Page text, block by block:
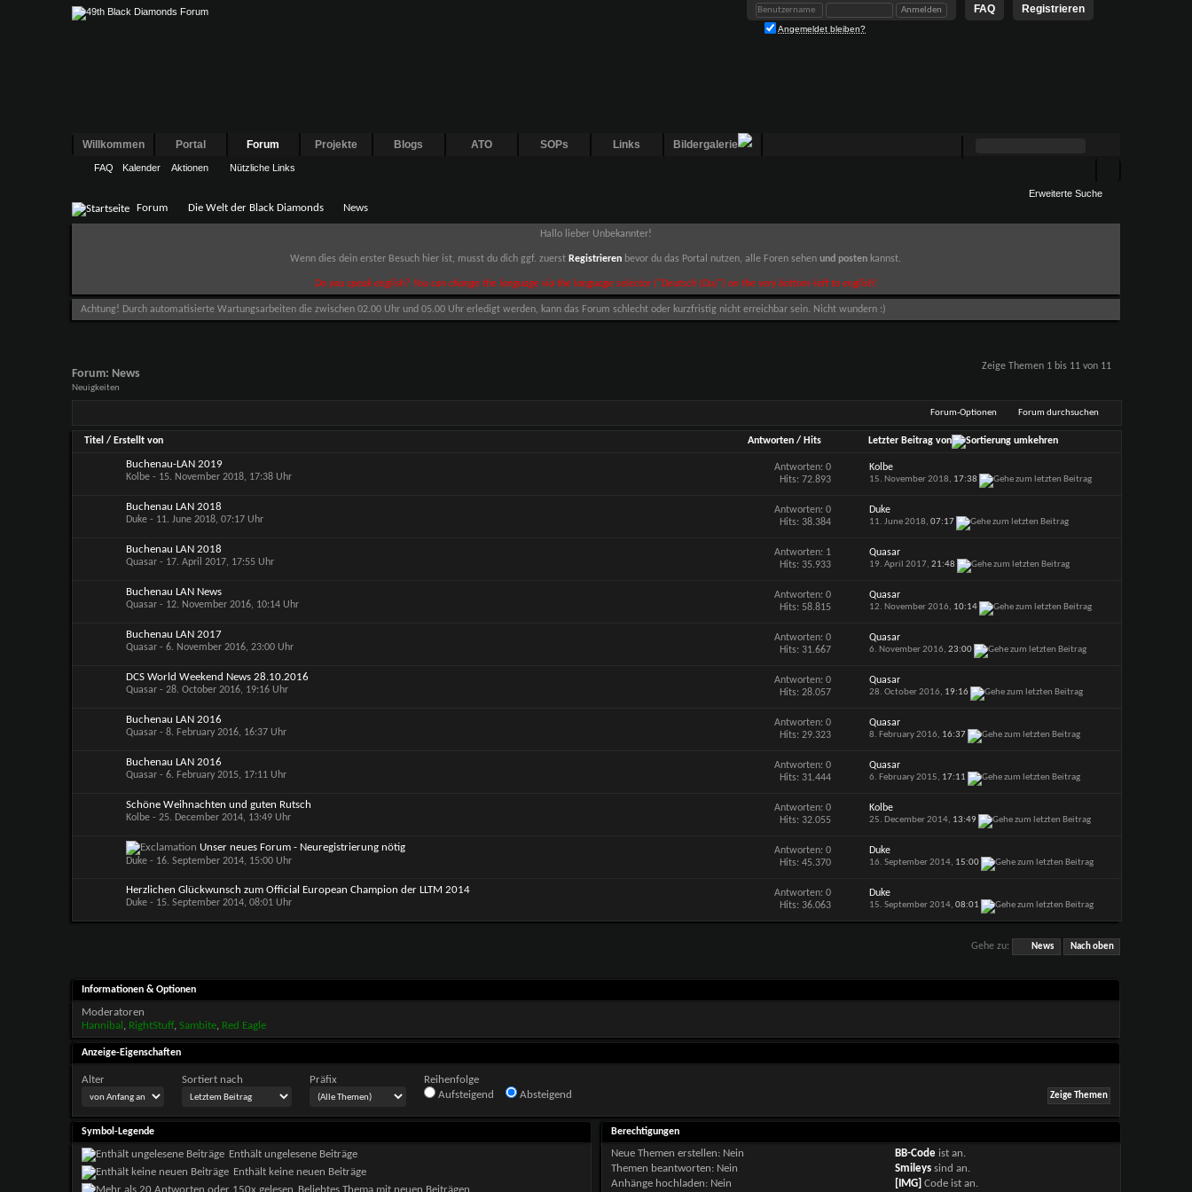
Registrieren
FAQ
Angemeldet bleiben?
Willkommen Portal Forum
FAQ Kalender Aktionen Nützliche Links
Projekte Blogs ATO SOPs Links Bildergalerie
Erweiterte Suche
Forum Die Welt der Black Diamonds News
Hallo lieber Unbekannter!
Wenn dies dein erster Besuch hier ist, musst du dich ggf. zuerst Registrieren bevor du das Portal nutzen, alle Foren sehenund posten kannst.
Do you speak english? You can change the language via the language selector ("Deutsch (Du)") on the very bottom-left to english!
Achtung! Durch automatisierte Wartungsarbeiten die zwischen 02.00 Uhr und 05.00 Uhr erledigt werden, kann das Forum schlecht oder kurzfristig nicht erreichbar sein. Nicht wundern :)
Zeige Themen 1 bis 11 von 11
Forum: News
Neuigkeiten
Forum-Optionen Forum durchsuchen
Titel / Erstellt von Antworten / Hits Letzter Beitrag von
Buchenau-LAN 2019
Kolbe- 15. November 2018, 17:38 Uhr
Antworten: 0
Hits: 72.893
Kolbe
15. November 2018, 17:38
Buchenau LAN 2018
Duke- 11. June 2018, 07:17 Uhr
Antworten: 0
Hits: 38.384
Duke
11. June 2018,07:17
Buchenau LAN 2018
Quasar- 17. April 2017, 17:55 Uhr
Antworten: 1
Hits: 35.933
Quasar
19. April 2017,21:48
Buchenau LAN News
Quasar- 12. November 2016, 10:14 Uhr
Antworten: 0
Hits: 58.815
Quasar
12. November 2016, 10:14
Buchenau LAN 2017
Quasar- 6. November 2016, 23:00 Uhr
Antworten: 0
Hits: 31.667
Quasar
6. November 2016,23:00
DCS World Weekend News 28.10.2016
Quasar- 28. October 2016, 19:16 Uhr
Antworten: 0
Hits: 28.057
Quasar
28. October 2016, 19:16
Buchenau LAN 2016
Quasar- 8. February 2016, 16:37 Uhr
Antworten: 0
Hits: 29.323
Quasar
8. February 2016, 16:37
Buchenau LAN 2016
Quasar- 6. February 2015, 17:11 Uhr
Antworten: 0
Hits: 31.444
Quasar
6. February 2015, 17:11
Schöne Weihnachten und guten Rutsch
Kolbe- 25. December 2014, 13:49 Uhr
Antworten: 0
Hits: 32.055
Kolbe
25. December 2014, 13:49
Unser neues Forum - Neuregistrierung nötig
Duke- 16. September 2014, 15:00 Uhr
Antworten: 0
Hits: 45.370
Duke
16. September 2014, 15:00
Herzlichen Glückwunsch zum Official European Champion der LLTM 2014
Duke- 15. September 2014, 08:01 Uhr
Antworten: 0
Hits: 36.063
Duke
15. September 2014,08:01
Gehe zu: News Nach oben
Informationen & Optionen
Moderatoren
Hannibal , RightStuff, Sambite, Red Eagle
Anzeige-Eigenschaften
Alter Sortiert nach Präfix
Reihenfolge
Aufsteigend
Absteigend
Symbol-Legende
Enthält ungelesene Beiträge
Enthält keine neuen Beiträge
Beliebtes Thema mit neuen Beiträgen
Berechtigungen
Neue Themen erstellen: Nein
Themen beantworten: Nein
Anhänge hochladen: Nein
BB-Code ist an.
Smileys sind an.
[IMG] Code ist an.